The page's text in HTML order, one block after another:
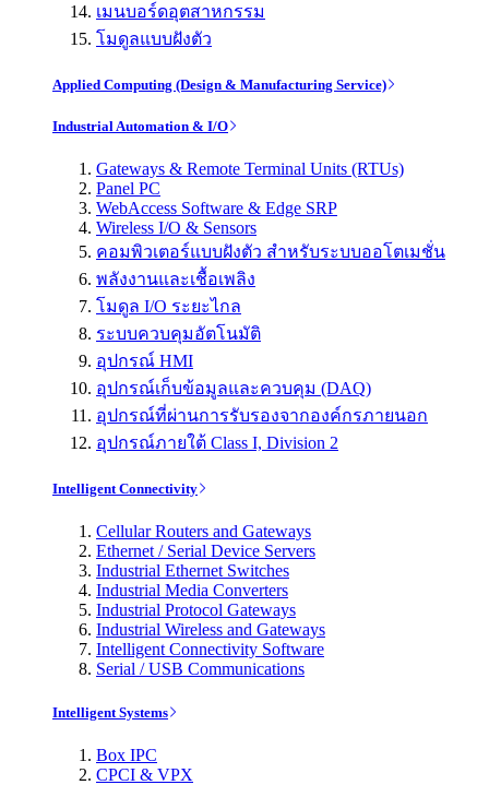
เมนบอร์ดอุตสาหกรรม
โมดูลแบบฝังตัว
Applied Computing (Design & Manufacturing Service)
Industrial Automation & I/O
Gateways & Remote Terminal Units (RTUs)
Panel PC
WebAccess Software & Edge SRP
Wireless I/O & Sensors
คอมพิวเตอร์แบบฝังตัว สำหรับระบบออโตเมชั่น
พลังงานและเชื้อเพลิง
โมดูล I/O ระยะไกล
ระบบควบคุมอัตโนมัติ
อุปกรณ์ HMI
อุปกรณ์เก็บข้อมูลและควบคุม (DAQ)
อุปกรณ์ที่ผ่านการรับรองจากองค์กรภายนอก
อุปกรณ์ภายใต้ Class I, Division 2
Intelligent Connectivity
Cellular Routers and Gateways
Ethernet / Serial Device Servers
Industrial Ethernet Switches
Industrial Media Converters
Industrial Protocol Gateways
Industrial Wireless and Gateways
Intelligent Connectivity Software
Serial / USB Communications
Intelligent Systems
Box IPC
CPCI & VPX